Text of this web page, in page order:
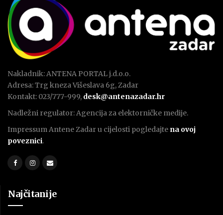
Nakladnik: ANTENA PORTAL j.d.o.o.
Adresa: Trg kneza Višeslava 6g, Zadar
Kontakt: 023/777-999, desk@antenazadar.hr
Nadležni regulator: Agencija za elektorničke medije.
Impressum Antene Zadar u cijelosti pogledajte na ovoj
poveznici.
Najčitanije